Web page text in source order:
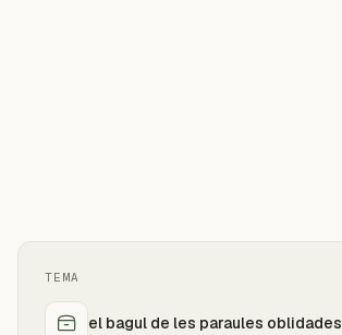
TEMA
el bagul de les paraules oblidades